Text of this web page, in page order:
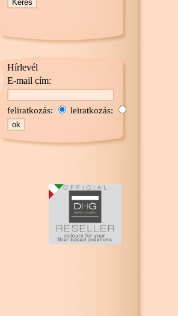
Hírlevél
E-mail cím:
feliratkozás: leiratkozás: